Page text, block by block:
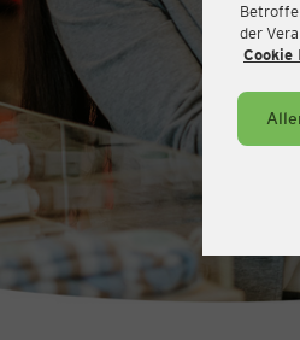
der
Cookie